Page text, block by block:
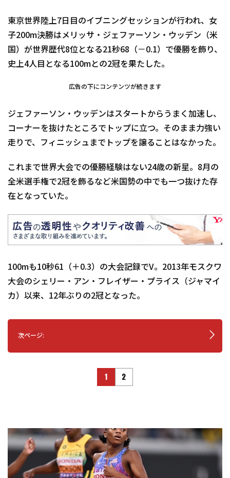
東京世界陸上7日目のイブニングセッションが行われ、女
子200m決勝はメリッサ・ジェファーソン・ウッデン（米
国）が世界歴代8位となる21秒68（－0.1）で優勝を飾り、
史上4人目となる100mとの2冠を果たした。
広告の下にコンテンツが続きます
ジェファーソン・ウッデンはスタートからうまく加速し、
コーナーを抜けたところでトップに立つ。そのまま力強い
走りで、フィニッシュまでトップを譲ることはなかった。
これまで世界大会での優勝経験はない24歳の新星。8月の
全米選手権で2冠を飾るなど米国勢の中でも一つ抜けた存
在となっていた。
100mも10秒61（＋0.3）の大会記録でV。2013年モスクワ
大会のシェリー・アン・フレイザー・プライス（ジャマイ
カ）以来、12年ぶりの2冠となった。
次ページ:
1 2